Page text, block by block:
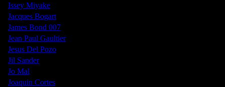
Issey Miyake
Jacques Bogart
James Bond 007
Jean Paul Gaultier
Jesus Del Pozo
Jil Sander
Jo Mal
Joaquin Cortes